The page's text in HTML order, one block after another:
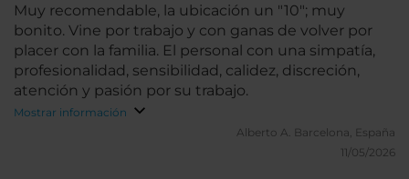
Muy recomendable, la ubicación un "10"; muy
bonito. Vine por trabajo y con ganas de volver por
placer con la familia. El personal con una simpatía,
profesionalidad, sensibilidad, calidez, discreción,
atención y pasión por su trabajo.
Mostrar información
Alberto A. Barcelona, España
11/05/2026